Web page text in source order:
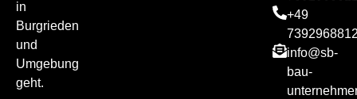
in
Burgrieden
und
Umgebung
geht.
+49
info@sb-
bau-